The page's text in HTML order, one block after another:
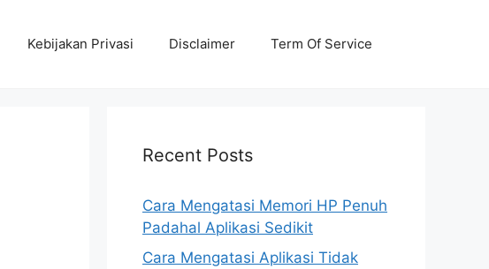
Kebijakan Privasi Disclaimer Term Of Service
Recent Posts
Cara Mengatasi Memori HP Penuh
Padahal Aplikasi Sedikit
Cara Mengatasi Aplikasi Tidak